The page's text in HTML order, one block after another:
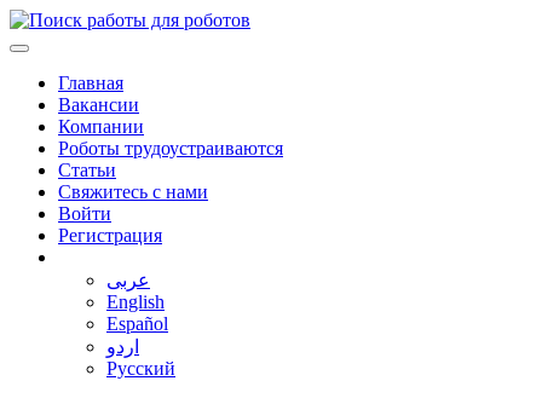
Главная
Вакансии
Компании
Роботы трудоустраиваются
Статьи
Свяжитесь с нами
Войти
Регистрация
عربى
English
Español
اردو
Русский